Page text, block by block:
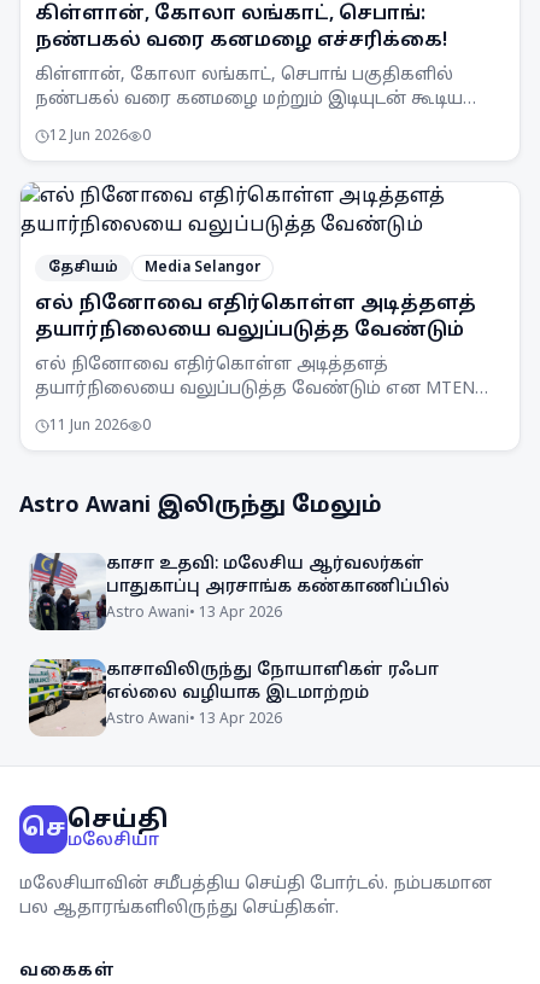
கிள்ளான், கோலா லங்காட், செபாங்:
நண்பகல் வரை கனமழை எச்சரிக்கை!
கிள்ளான், கோலா லங்காட், செபாங் பகுதிகளில்
நண்பகல் வரை கனமழை மற்றும் இடியுடன் கூடிய
எச்சரிக்கை விடுத்துள்ளது.
12 Jun 2026 0
தேசியம் Media Selangor
எல் நினோவை எதிர்கொள்ள அடித்தளத்
தயார்நிலையை வலுப்படுத்த வேண்டும்
எல் நினோவை எதிர்கொள்ள அடித்தளத்
தயார்நிலையை வலுப்படுத்த வேண்டும் என MTEN
விழிப்புணர்வு அதிகரிக்கப்படும்.
11 Jun 2026 0
Astro Awani இலிருந்து மேலும்
காசா உதவி: மலேசிய ஆர்வலர்கள்
பாதுகாப்பு அரசாங்க கண்காணிப்பில்
Astro Awani• 13 Apr 2026
காசாவிலிருந்து நோயாளிகள் ரஃபா
எல்லை வழியாக இடமாற்றம்
Astro Awani• 13 Apr 2026
செசெய்தி
மலேசியா
மலேசியாவின் சமீபத்திய செய்தி போர்டல். நம்பகமான
பல ஆதாரங்களிலிருந்து செய்திகள்.
வகைகள்